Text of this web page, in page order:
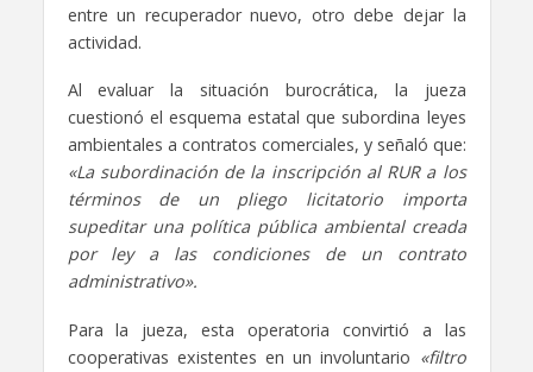
entre un recuperador nuevo, otro debe dejar la
actividad.
​Al evaluar la situación burocrática, la jueza
cuestionó el esquema estatal que subordina leyes
ambientales a contratos comerciales, y señaló que:
«La subordinación de la inscripción al RUR a los
términos de un pliego licitatorio importa
supeditar una política pública ambiental creada
por ley a las condiciones de un contrato
administrativo».
​Para la jueza, esta operatoria convirtió a las
cooperativas existentes en un involuntario «filtro